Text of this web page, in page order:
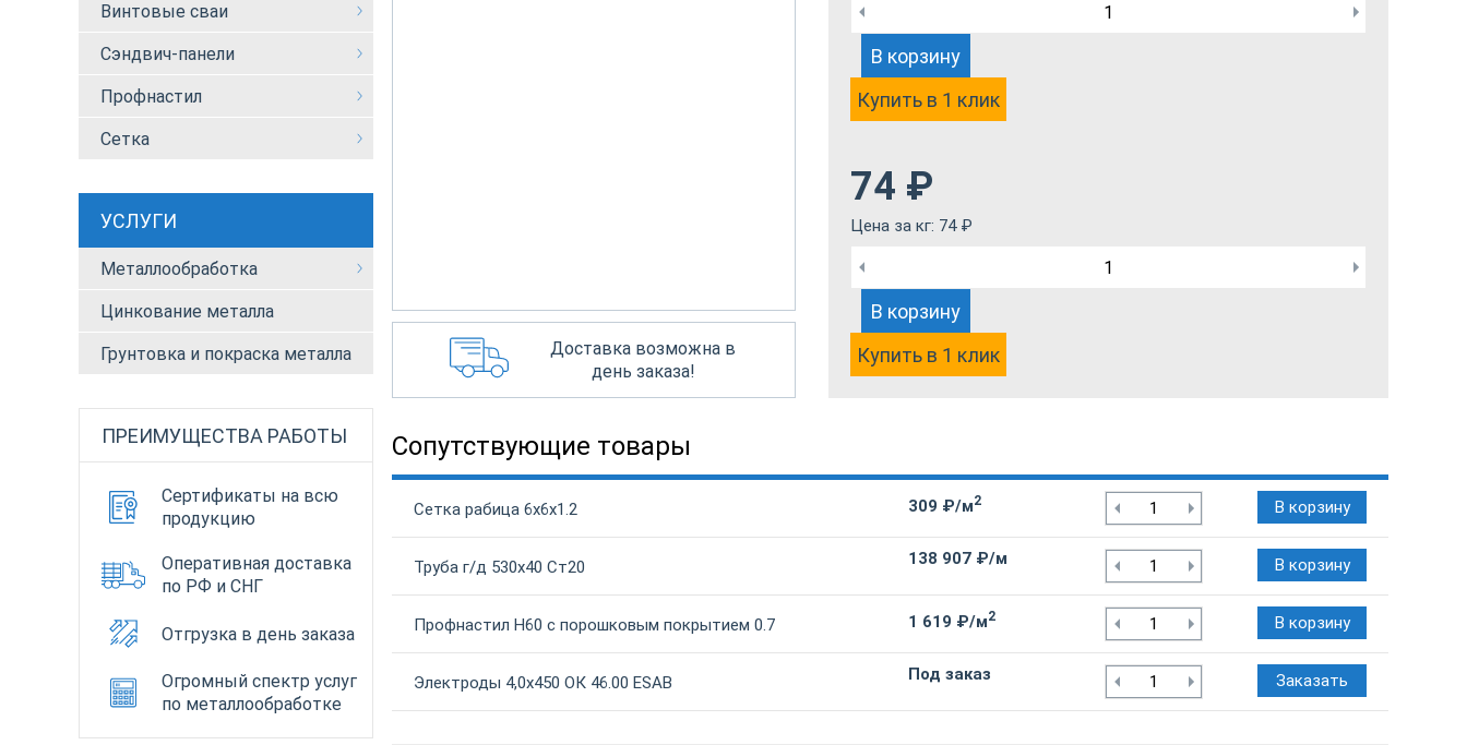
Винтовые сваи
Сэндвич-панели
Профнастил
Сетка
УСЛУГИ
Металлообработка
Цинкование металла
Грунтовка и покраска металла
ПРЕИМУЩЕСТВА РАБОТЫ
Сертификаты на всю
продукцию
Оперативная доставка
по РФ и СНГ
Отгрузка в день заказа
Огромный спектр услуг
по металлообработке
Доставка возможна в
день заказа!
В корзину
Купить в 1 клик
74 ₽
Цена за кг: 74₽
В корзину
Купить в 1 клик
Сопутствующие товары
Сетка рабица 6х6х1.2 309 ₽/м2 В корзину
Труба г/д 530х40 Ст20 138 907 ₽/м В корзину
Профнастил Н60 с порошковым покрытием 0.7 1 619 ₽/м2 В корзину
Электроды 4,0х450 ОК 46.00 ESAB Под заказ Заказать